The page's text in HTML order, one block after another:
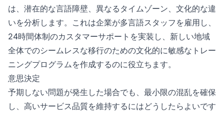
は、潜在的な言語障壁、異なるタイムゾーン、文化的な違
いを分析します。これは企業が多言語スタッフを雇用し、
24時間体制のカスタマーサポートを実装し、新しい地域
全体でのシームレスな移行のための文化的に敏感なトレー
ニングプログラムを作成するのに役立ちます。
意思決定
予期しない問題が発生した場合でも、最小限の混乱を確保
し、高いサービス品質を維持するにはどうしたらよいです